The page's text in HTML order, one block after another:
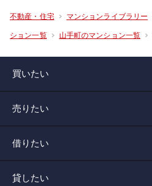
不動産・住宅 マンションライブラリー
ション一覧 山手町のマンション一覧
買いたい
売りたい
借りたい
貸したい